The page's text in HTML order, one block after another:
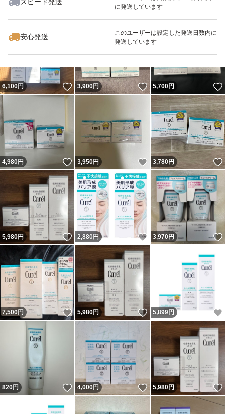
スピード発送
に発送しています
安心発送
このユーザーは設定した発送日数内に
発送しています
いいね！
3,199
6,100円 いいね！
3,900円 いいね！
5,700円
4,980円 いいね！
3,950円 いいね！
3,780円
5,980円 いいね！
2,880 円 いいね！
3,970円
7,500円 いいね！
5,980円 いいね！
5,899円
820円 いいね！
4,000円 いいね！
5,980円